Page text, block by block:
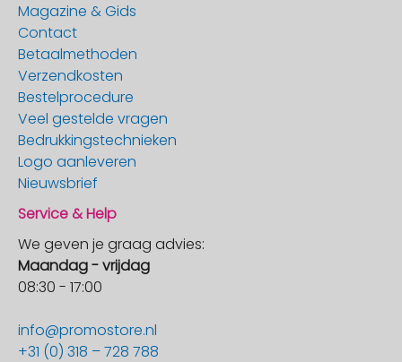
Magazine & Gids
Contact
Betaalmethoden
Verzendkosten
Bestelprocedure
Veel gestelde vragen
Bedrukkingstechnieken
Logo aanleveren
Nieuwsbrief
Service & Help
We geven je graag advies:
Maandag - vrijdag
08:30 - 17:00
info@promostore.nl
+31 (0) 318 – 728 788